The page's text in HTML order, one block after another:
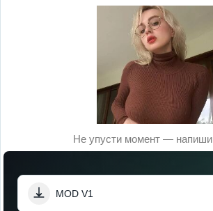
Не упусти момент — напиши
MOD V1